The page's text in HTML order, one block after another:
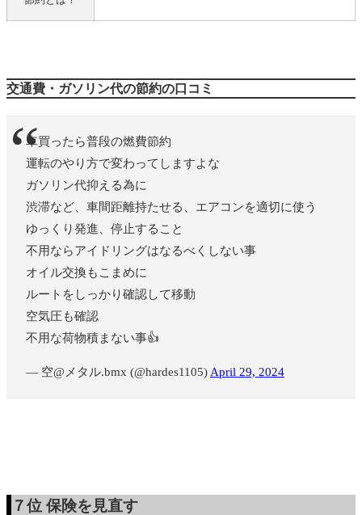
交通費・ガソリン代の節約の口コミ
車買ったら普段の燃費節約
運転のやり方で変わってしますよな
ガソリン代抑える為に
渋滞など、車間距離持たせる、エアコンを適切に使う
ゆっくり発進、停止すること
不用ならアイドリングはなるべくしない事
オイル交換もこまめに
ルートをしっかり確認して移動
空気圧も確認
不用な荷物積まない事👍
— 空@メタル.bmx (@hardes1105) April 29, 2024
７位 保険を見直す